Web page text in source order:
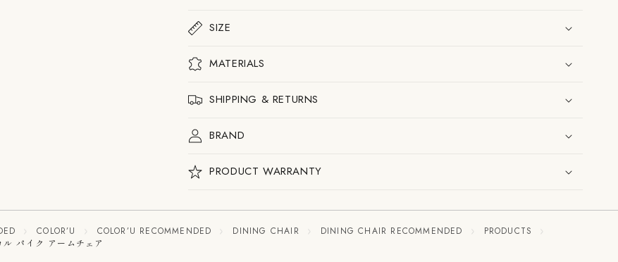
量
減
ら
SIZE
MATERIALS
SHIPPING & RETURNS
BRAND
PRODUCT WARRANTY
COLOR’U COLOR’U RECOMMENDED DINING CHAIR DINING CHAIR RECOMMENDED
PRODUCTS
パイク アームチェア